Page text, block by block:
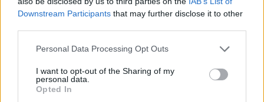
Downstream Participants that may further disclose it to other
Please note that this website/app uses one or more Google
not limited to your visit or usage behaviour. You may click to
grant or deny consent to Google and its third-party tags to
use your data for below specified purposes in below Google
Personal Data Processing Opt Outs
I want to opt-out of the Sharing of my
personal data.
Opted In